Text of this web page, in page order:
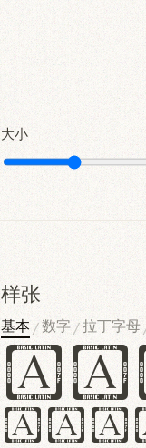
大小
样张
基本 /数字 /拉丁字母